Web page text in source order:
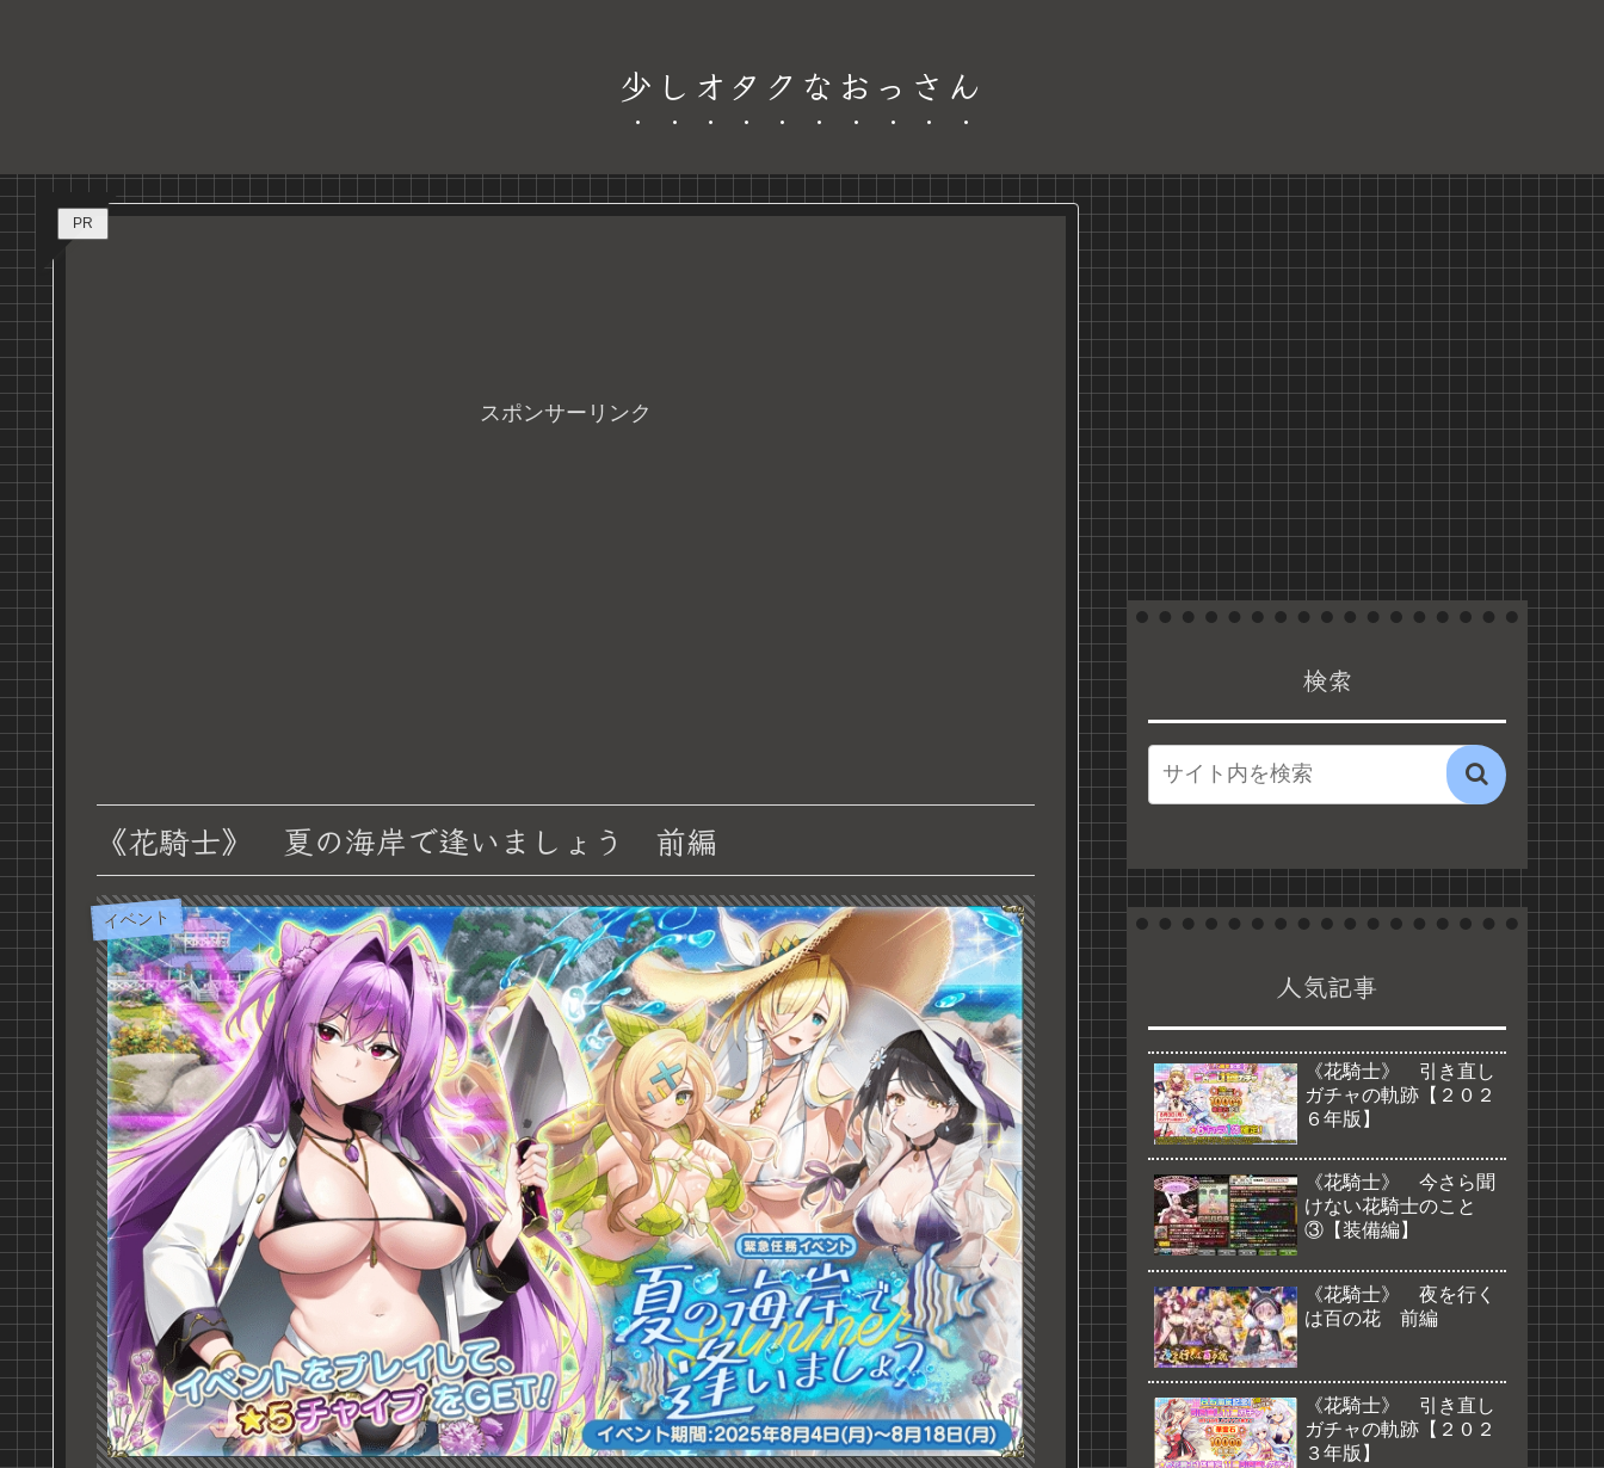
少しオタクなおっさん
PR
スポンサーリンク
《花騎士》 夏の海岸で逢いましょう 前編
イベント
検索
人気記事
《花騎士》 引き直し
ガチャの軌跡【２０２
６年版】
《花騎士》 今さら聞
けない花騎士のこと
③【装備編】
《花騎士》 夜を行く
は百の花 前編
《花騎士》 引き直し
ガチャの軌跡【２０２
３年版】